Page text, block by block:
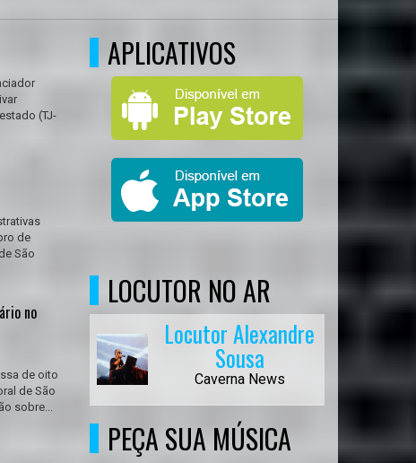
(TJ-
de
São
no
de oito
de São
sobre...
APLICATIVOS
LOCUTOR NO AR
Locutor Alexandre
Sousa
Caverna News
PEÇA SUA MÚSICA